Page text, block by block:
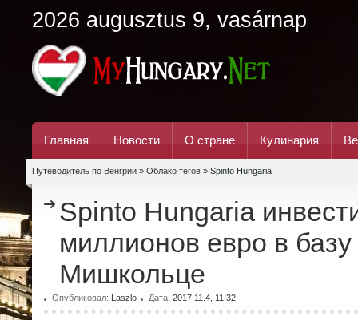
2026 augusztus 9, vasárnap
Главная Новости О стране Кулинария
Путеводитель по Венгрии » Облако тегов » Spinto Hungaria
Spinto Hungaria
миллионов евро в базу
Мишкольце
Опубликовал: Laszlo Дата: 2017.11.4, 11:32